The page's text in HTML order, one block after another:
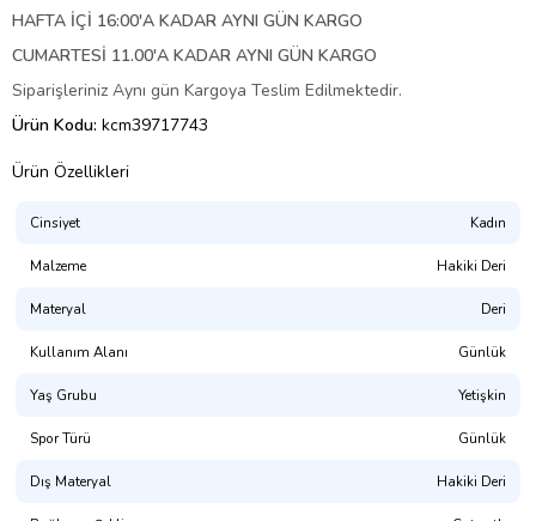
HAFTA İÇİ 16:00'A KADAR AYNI GÜN KARGO
CUMARTESİ 11.00'A KADAR AYNI GÜN KARGO
Siparişleriniz Aynı gün Kargoya Teslim Edilmektedir.
Ürün Kodu: kcm39717743
Ürün Özellikleri
Cinsiyet Kadın
Malzeme Hakiki Deri
Materyal Deri
Kullanım Alanı Günlük
Yaş Grubu Yetişkin
Spor Türü Günlük
Dış Materyal Hakiki Deri